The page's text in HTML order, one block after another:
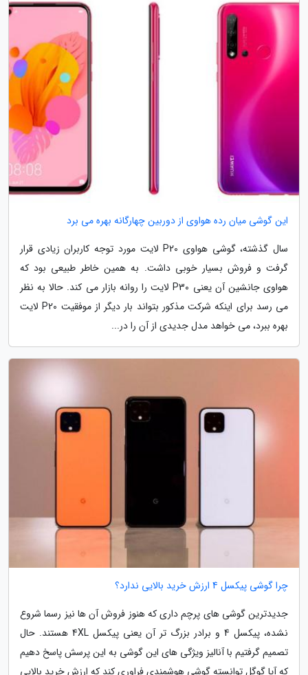
این گوشی میان رده هواوی از دوربین چهارگانه بهره می برد
سال گذشته، گوشی هواوی P20 لایت مورد توجه کاربران زیادی قرار
گرفت و فروش بسیار خوبی داشت. به همین خاطر طبیعی بود که
هواوی جانشین آن یعنی P30 لایت را روانه بازار می کند. حالا به نظر
می رسد برای اینکه شرکت مذکور بتواند بار دیگر از موفقیت P20 لایت
بهره ببرد، می خواهد مدل جدیدی از آن را در...
چرا گوشی پیکسل 4 ارزش خرید بالایی ندارد؟
جدیدترین گوشی های پرچم داری که هنوز فروش آن ها نیز رسما شروع
نشده، پیکسل 4 و برادر بزرگ تر آن یعنی پیکسل 4XL هستند. حال
تصمیم گرفتیم با آنالیز ویژگی های این گوشی به این پرسش پاسخ دهیم
که آیا گوگل توانسته گوشی هوشمندی فراوری کند که ارزش خرید بالایی